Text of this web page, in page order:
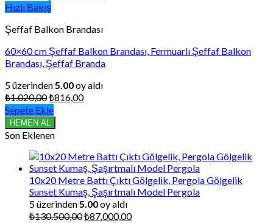
Hızlı Bakış
Şeffaf Balkon Brandası
60×60 cm Şeffaf Balkon Brandası, Fermuarlı Şeffaf Balkon
Brandası, Şeffaf Branda
5 üzerinden 5.00oy aldı
₺1.020,00Orijinal
fiyat:
₺1.020,00.
₺816,00Şu
Sepete Ekle
HEMEN AL
Son Eklenen
10x20 Metre Battı Çıktı Gölgelik, Pergola Gölgelik
Sunset Kumaş, Şaşırtmalı Model Pergola
5 üzerinden 5.00oy aldı
₺130.500,00Orijinal
₺87.000,00Şu